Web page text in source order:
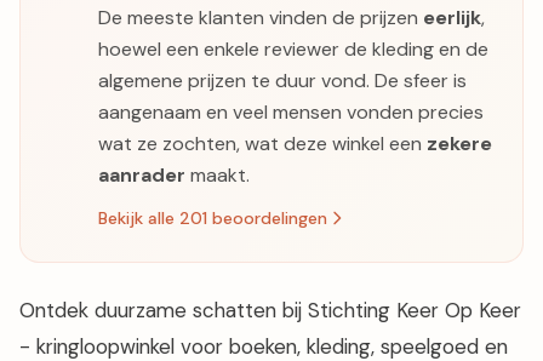
De meeste klanten vinden de prijzen eerlijk,
hoewel een enkele reviewer de kleding en de
algemene prijzen te duur vond. De sfeer is
aangenaam en veel mensen vonden precies
wat ze zochten, wat deze winkel een zekere
aanrader maakt.
Bekijk alle 201 beoordelingen
Ontdek duurzame schatten bij Stichting Keer Op Keer
- kringloopwinkel voor boeken, kleding, speelgoed en